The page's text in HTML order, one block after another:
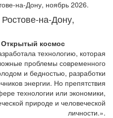
на-Дону,
Открытый космос
технологию, которая
проблемы современного
и бедностью, разработки
энергии. Но препятствия
технологии или экономики,
природе и человеческой
личности.».